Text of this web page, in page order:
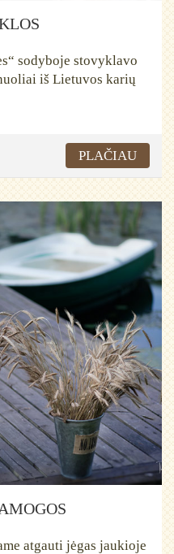
sodyboje stovyklavo
iš Lietuvos karių
PLAČIAU
atgauti jėgas jaukioje